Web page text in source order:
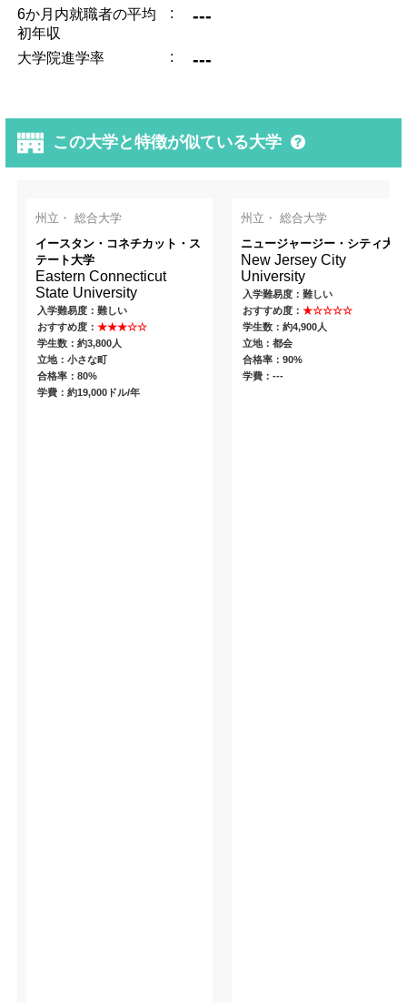
6か月内就職者の平均
初年収
: ---
大学院進学率 : ---
この大学と特徴が似ている大学
州立・ 総合大学
イースタン・コネチカット・ス
テート大学
Eastern Connecticut
State University
入学難易度：難しい
おすすめ度：★★★☆☆
学生数：約3,800人
立地：小さな町
合格率：80%
学費：約19,000ドル/年
州立・ 総合大学
ニュージャージー・シティ大学
New Jersey City
University
入学難易度：難しい
おすすめ度： ★☆☆☆☆
学生数：約4,900人
立地：都会
合格率：90%
学費：---